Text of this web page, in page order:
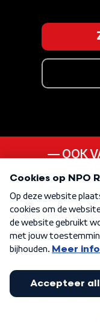
OOK